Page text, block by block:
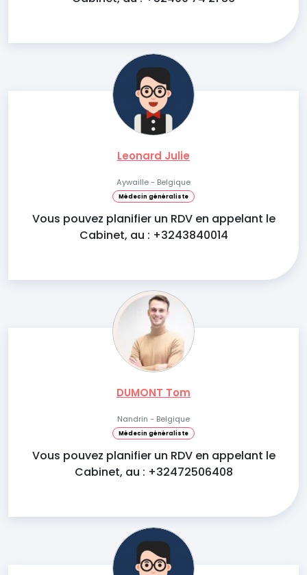
Leonard Julie
Aywaille - Belgique
Médecin généraliste
Vous pouvez planifier un RDV en appelant le
Cabinet, au : +3243840014
DUMONT Tom
Nandrin - Belgique
Médecin généraliste
Vous pouvez planifier un RDV en appelant le
Cabinet, au : +32472506408